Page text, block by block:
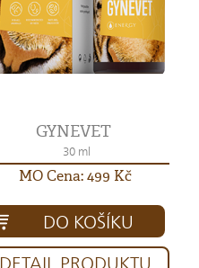
GYNEVET
30 ml
MO Cena: 499 Kč
DO KOŠÍKU